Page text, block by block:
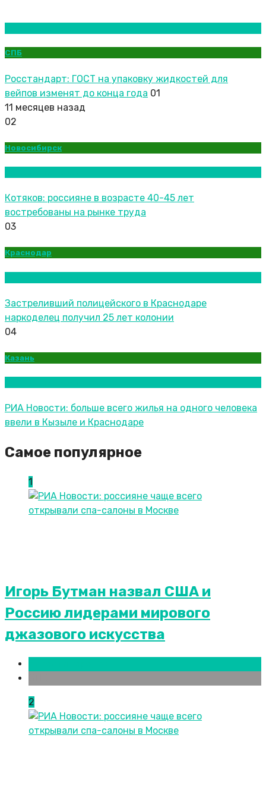
СПБ
Росстандарт: ГОСТ на упаковку жидкостей для
вейпов изменят до конца года 01
11 месяцев назад
02
Новосибирск
Котяков: россияне в возрасте 40-45 лет
востребованы на рынке труда
03
Краснодар
Застреливший полицейского в Краснодаре
наркоделец получил 25 лет колонии
04
Казань
РИА Новости: больше всего жилья на одного человека
ввели в Кызыле и Краснодаре
Самое популярное
1
Игорь Бутман назвал США и
Россию лидерами мирового
джазового искусства
2